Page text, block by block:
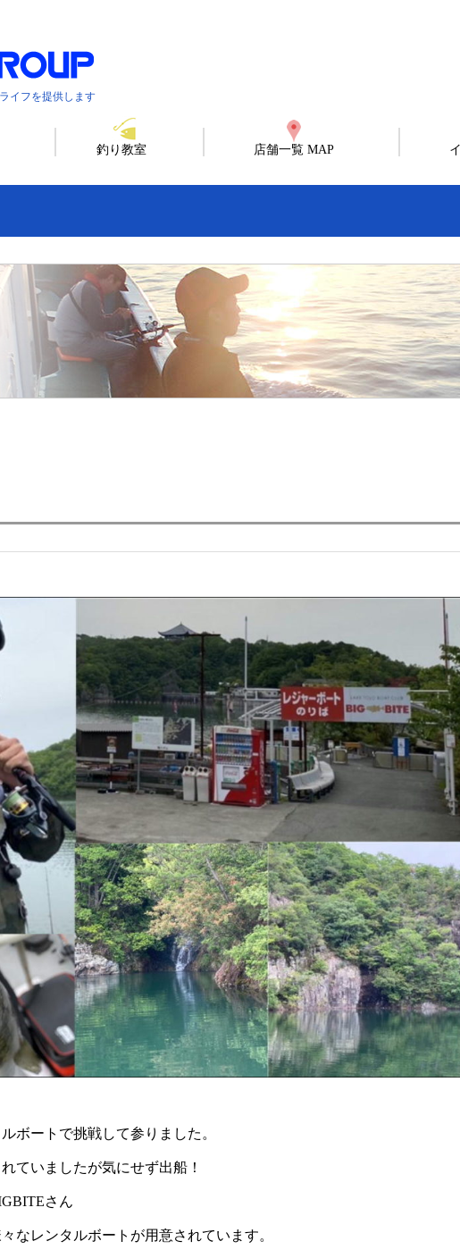
イフを提供します
釣り教室 店舗一覧 MAP
ボートで挑戦して参りました。
ていましたが気にせず出船！
さん
なレンタルボートが用意されています。